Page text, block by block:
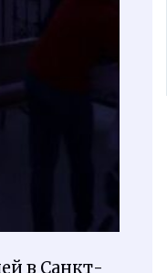
в Санкт-